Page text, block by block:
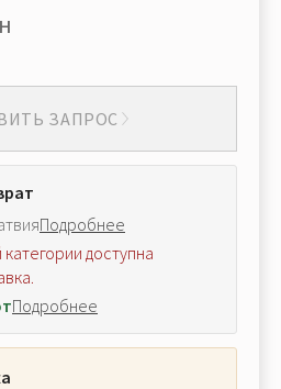
ЗАПРОС
Подробнее
доступна
Подробнее